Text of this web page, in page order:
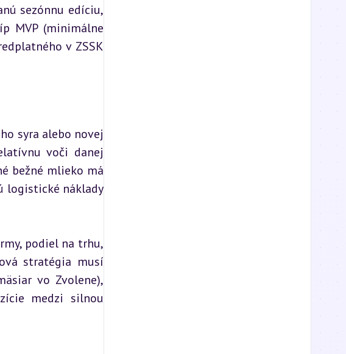
sezónnu edíciu,
MVP (minimálne
v ZSSK
syra alebo novej
voči danej
bežné mlieko má
logistické náklady
podiel na trhu,
stratégia musí
vo Zvolene),
medzi silnou